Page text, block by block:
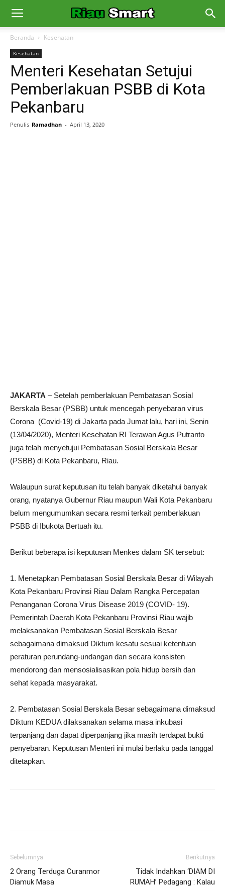
Beranda Kesehatan
Kesehatan
Menteri Kesehatan Setujui
Pemberlakuan PSBB di Kota
Pekanbaru
Penulis Ramadhan - April 13, 2020
JAKARTA – Setelah pemberlakuan Pembatasan Sosial
Berskala Besar (PSBB) untuk mencegah penyebaran virus
Corona (Covid-19) di Jakarta pada Jumat lalu, hari ini, Senin
(13/04/2020), Menteri Kesehatan RI Terawan Agus Putranto
juga telah menyetujui Pembatasan Sosial Berskala Besar
(PSBB) di Kota Pekanbaru, Riau.
Walaupun surat keputusan itu telah banyak diketahui banyak
orang, nyatanya Gubernur Riau maupun Wali Kota Pekanbaru
belum mengumumkan secara resmi terkait pemberlakuan
PSBB di Ibukota Bertuah itu.
Berikut beberapa isi keputusan Menkes dalam SK tersebut:
1. Menetapkan Pembatasan Sosial Berskala Besar di Wilayah
Kota Pekanbaru Provinsi Riau Dalam Rangka Percepatan
Penanganan Corona Virus Disease 2019 (COVID- 19).
Pemerintah Daerah Kota Pekanbaru Provinsi Riau wajib
melaksanakan Pembatasan Sosial Berskala Besar
sebagaimana dimaksud Diktum kesatu sesuai ketentuan
peraturan perundang-undangan dan secara konsisten
mendorong dan mensosialisasikan pola hidup bersih dan
sehat kepada masyarakat.
2. Pembatasan Sosial Berskala Besar sebagaimana dimaksud
Diktum KEDUA dilaksanakan selama masa inkubasi
terpanjang dan dapat diperpanjang jika masih terdapat bukti
penyebaran. Keputusan Menteri ini mulai berlaku pada tanggal
ditetapkan.
Sebelumnya
2 Orang Terduga Curanmor
Diamuk Masa
Berikutnya
Tidak Indahkan ‘DIAM DI
RUMAH’ Pedagang : Kalau